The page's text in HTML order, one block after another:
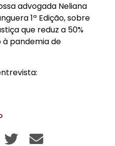
advogada Neliana
1ª Edição, sobre
que reduz a 50%
à pandemia de